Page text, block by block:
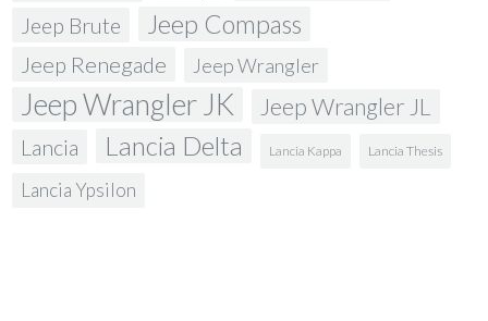
Jeep Brute Jeep Compass
Jeep Renegade Jeep Wrangler
Jeep Wrangler JK Jeep Wrangler JL
Lancia Lancia Delta Lancia Kappa Lancia Thesis
Lancia Ypsilon